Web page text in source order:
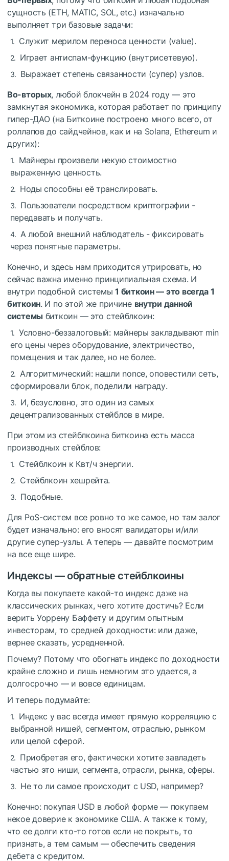
сущность (ETH, MATIC, SOL, etc.) изначально
выполняет три базовые задачи:
Служит мерилом переноса ценности (value).
Играет антиспам-функцию (внутрисетевую).
Выражает степень связанности (супер) узлов.
Во-вторых, любой блокчейн в 2024 году — это
замкнутая экономика, которая работает по принципу
гипер-ДАО (на Биткоине построено много всего, от
роллапов до сайдчейнов, как и на Solana, Ethereum и
других):
Майнеры произвели некую стоимостно
выраженную ценность.
Ноды способны её транслировать.
Пользователи посредством криптографии -
передавать и получать.
А любой внешний наблюдатель - фиксировать
через понятные параметры.
Конечно, и здесь нам приходится утрировать, но
сейчас важна именно принципиальная схема. И
внутри подобной системы1 биткоин — это всегда 1
биткоин. И по этой же причине внутри данной
системы биткоин — это стейблкоин:
Условно-беззалоговый: майнеры закладывают min
его цены через оборудование, электричество,
помещения и так далее, но не более.
Алгоритмический: нашли nonce, оповестили сеть,
сформировали блок, поделили награду.
И, безусловно, это один из самых
децентрализованных стейблов в мире.
При этом из стейблкоина биткоина есть масса
производных стейблов:
Стейблкоин к Квт/ч энергии.
Стейблкоин хешрейта.
Подобные.
Для PoS-систем все ровно то же самое, но там залог
будет изначально: его вносят валидаторы и/или
другие супер-узлы. А теперь — давайте посмотрим
на все еще шире.
Индексы — обратные стейблкоины
Когда вы покупаете какой-то индекс даже на
классических рынках, чего хотите достичь? Если
верить Уоррену Баффету и другим опытным
инвесторам, то средней доходности: или даже,
вернее сказать, усредненной.
Почему? Потому что обогнать индекс по доходности
крайне сложно и лишь немногим это удается, а
долгосрочно — и вовсе единицам.
И теперь подумайте:
Индекс у вас всегда имеет прямую корреляцию с
выбранной нишей, сегментом, отраслью, рынком
или целой сферой.
Приобретая его, фактически хотите завладеть
частью это ниши, сегмента, отрасли, рынка, сферы.
Не то ли самое происходит с USD, например?
Конечно: покупая USD в любой форме — покупаем
некое доверие к экономике США. А также к тому,
что ее долги кто-то готов если не покрыть, то
признать, а тем самым — обеспечить сведения
дебета с кредитом.